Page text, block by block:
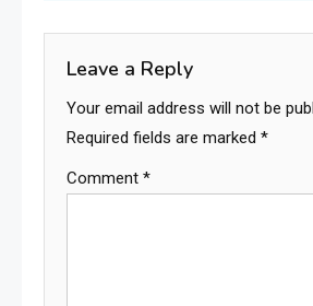
Leave a Reply
Your email address will not be
Required fields are marked *
Comment *